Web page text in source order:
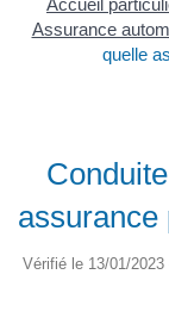
Accueil
Assurance
quelle
assurance
Vérifié le 13/01/